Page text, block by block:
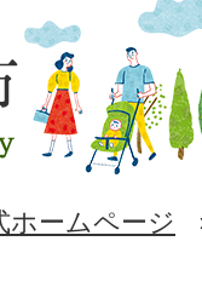
ホームページ